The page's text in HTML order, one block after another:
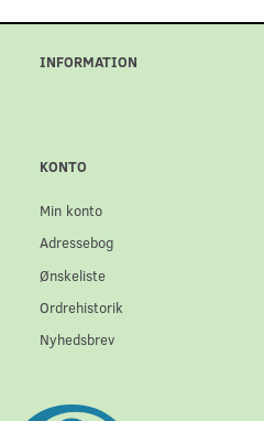
INFORMATION
KONTO
Min konto
Adressebog
Ønskeliste
Ordrehistorik
Nyhedsbrev